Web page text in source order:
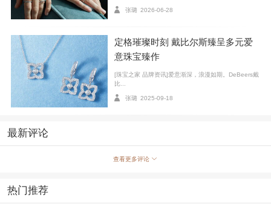
Phenomena 高级珠宝 Glacier 七层钻石手链
蔡斯·英菲尼迪亦担任联合主持人，佩戴戴比尔斯闪耀
亮相英国电影学院奖庆祝派对。她与英国版 Vogue 编辑
总监奇奥马·尼亚迪（Chioma Nnadi）、英国版 GQ 编辑
总监亚当·拜道伊（Adam Baidawi）、演员迈克尔·B·乔
丹（Michael B. Jordan）、杰西·巴克利（Jessie Buckle
y）、伊桑·霍克（Ethan Hawke）、泰亚娜·泰勒（Teyan
翁（Odessa A’zion）等众星共同主持，于辛普森餐厅
Phenomena 高级珠宝 Glacier 七层钻石手链萦绕腕
张璐 2026-06-28
定格璀璨时刻 戴比尔斯臻呈多元爱
意珠宝臻作
[珠宝之家 品牌资讯]爱意渐深，浪漫如期。DeBeers戴
比...
张璐 2025-09-18
最新评论
查看更多评论
热门推荐